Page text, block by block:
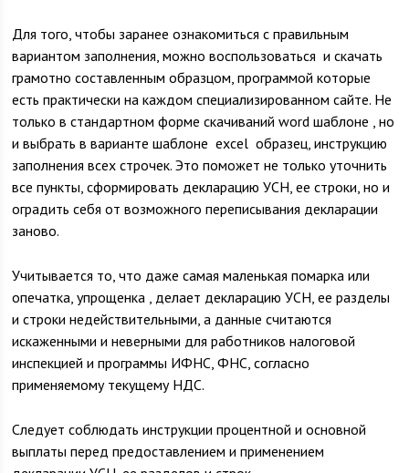
Для того, чтобы заранее ознакомиться с правильным
вариантом заполнения, можно воспользоваться и скачать
грамотно составленным образцом, программой которые
есть практически на каждом специализированном сайте. Не
только в стандартном форме скачиваний word шаблоне , но
и выбрать в варианте шаблоне exсel образец, инструкцию
заполнения всех строчек. Это поможет не только уточнить
все пункты, сформировать декларацию УСН, ее строки, но и
оградить себя от возможного переписывания декларации
заново.
Учитывается то, что даже самая маленькая помарка или
опечатка, упрощенка , делает декларацию УСН, ее разделы
и строки недействительными, а данные считаются
искаженными и неверными для работников налоговой
инспекцией и программы ИФНС, ФНС, согласно
применяемому текущему НДС.
Следует соблюдать инструкции процентной и основной
выплаты перед предоставлением и применением